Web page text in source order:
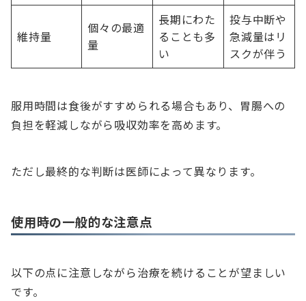
維持量
個々の最適
量
長期にわた
ることも多
い
投与中断や
急減量はリ
スクが伴う
服用時間は食後がすすめられる場合もあり、胃腸への
負担を軽減しながら吸収効率を高めます。
ただし最終的な判断は医師によって異なります。
使用時の一般的な注意点
以下の点に注意しながら治療を続けることが望ましい
です。